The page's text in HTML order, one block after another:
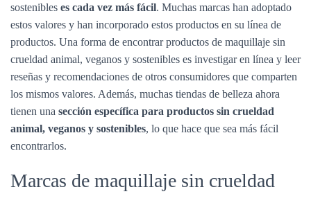
sostenibles es cada vez más fácil. Muchas marcas han adoptado
estos valores y han incorporado estos productos en su línea de
productos. Una forma de encontrar productos de maquillaje sin
crueldad animal, veganos y sostenibles es investigar en línea y leer
reseñas y recomendaciones de otros consumidores que comparten
los mismos valores. Además, muchas tiendas de belleza ahora
tienen una sección específica para productos sin crueldad
animal, veganos y sostenibles, lo que hace que sea más fácil
encontrarlos.
Marcas de maquillaje sin crueldad